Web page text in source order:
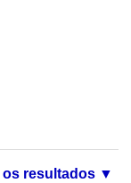
os resultados